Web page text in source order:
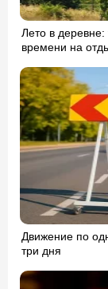
Лето в деревне:
времени на
Движение по
три дня